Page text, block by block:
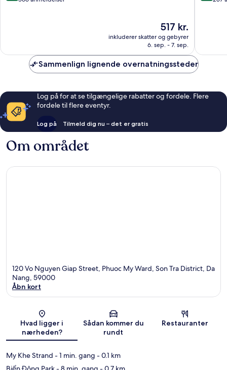
Prisen
517 kr.
517 kr.
inkluderer skatter og gebyrer
6. sep. - 7. sep.
Sammenlign lignende overnatningssteder
Log på for at se tilgængelige rabatter og fordele. Flere
fordele til flere eventyr.
Log på Tilmeld dig nu – det er gratis
Om området
120 Vo Nguyen Giap Street, Phuoc My Ward, Son Tra District, Da
Nang, 59000
Åbn kort
Hvad ligger i
nærheden?
Sådan kommer du
rundt
Restauranter
My Khe Strand - 1 min. gang - 0.1 km